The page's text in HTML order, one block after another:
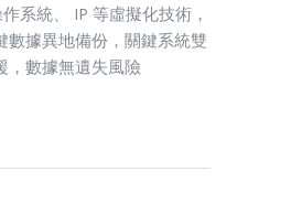
系統、 IP 等虛擬化技術，
數據異地備份，關鍵系統雙
，數據無遺失風險